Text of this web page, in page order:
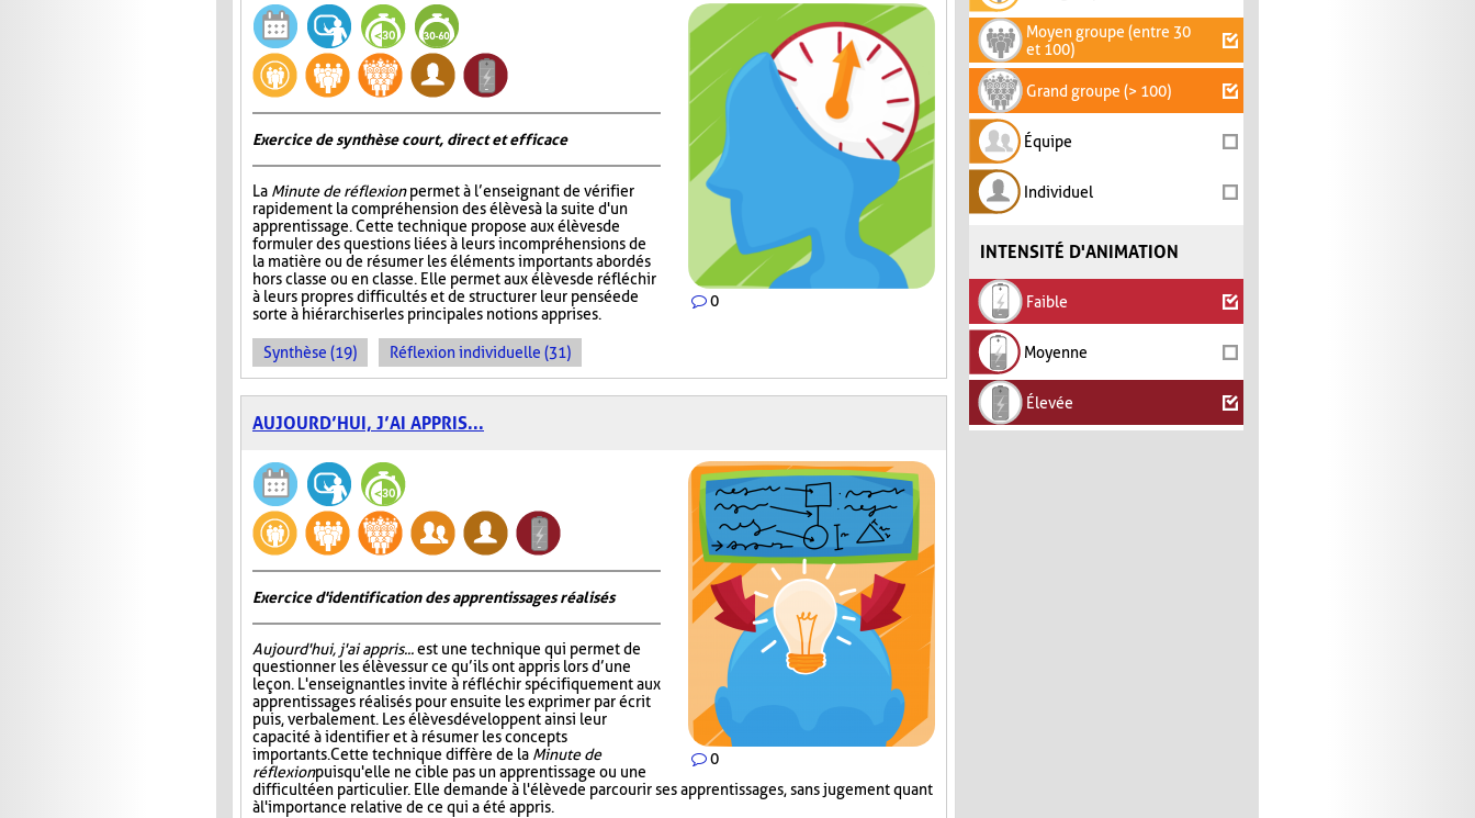
Moyen groupe (entre 30
et 100)
Grand groupe (> 100)
Équipe
Individuel
INTENSITÉ D'ANIMATION
Faible
Moyenne
Élevée
0
Exercice de synthèse court, direct et efficace
La Minute de réflexionpermet à l’enseignant de vérifier
rapidement la compréhension des élèves à la suite d'un
apprentissage. Cette technique propose aux élèves de
formuler des questions liées à leurs incompréhensions de
la matière ou de résumer les éléments importants abordés
hors classe ou en classe. Elle permet aux élèves de réfléchir
à leurs propres difficultés et de structurer leur pensée de
sorte à hiérarchiser les principales notions apprises.
Synthèse (19) Réflexion individuelle (31)
AUJOURD’HUI, J’AI APPRIS...
0
Exercice d'identification des apprentissages réalisés
Aujourd'hui, j'ai appris...est une technique qui permet de
questionner les élèves sur ce qu’ils ont appris lors d’une
leçon. L'enseignant les invite à réfléchir spécifiquement aux
apprentissages réalisés pour ensuite les exprimer par écrit
puis, verbalement. Les élèves développent ainsi leur
capacité à identifier et à résumer les concepts
importants. Cette technique diffère de la Minute de
réflexionpuisqu'elle ne cible pas un apprentissage ou une
difficulté en particulier. Elle demande à l'élève de parcourir ses apprentissages, sans jugement quant
à l'importance relative de ce qui a été appris.